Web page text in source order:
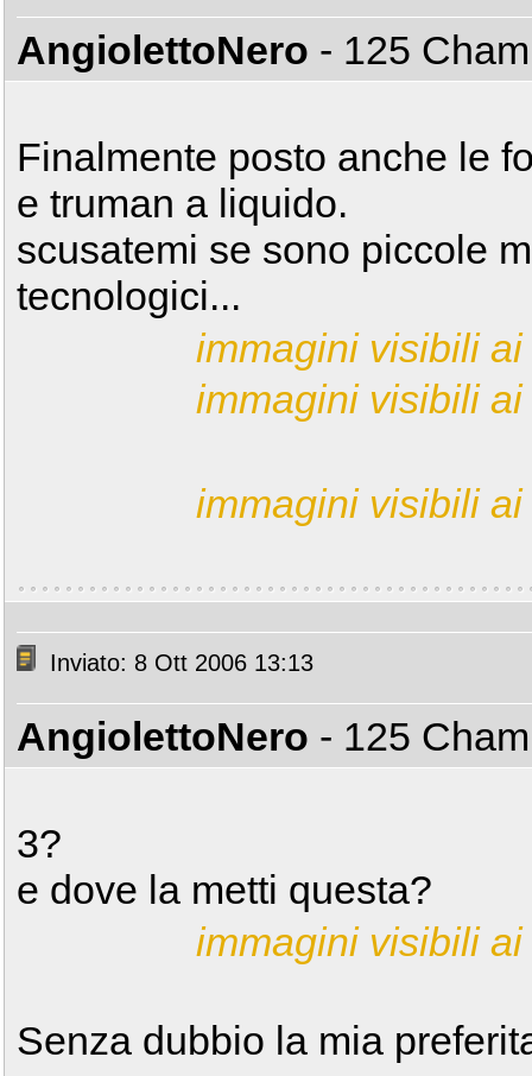
AngiolettoNero - 125
Finalmente posto anche le
e truman a liquido.
scusatemi se sono piccole
tecnologici...
immagini visibili
immagini visibili
immagini visibili
Inviato: 8 Ott 2006 13:13
AngiolettoNero - 125
3?
e dove la metti questa?
immagini visibili
Senza dubbio la mia